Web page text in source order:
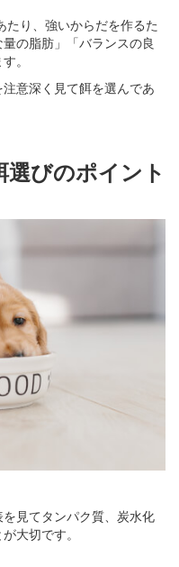
たり、強いからだを作るた
の脂肪」「バランスの良
。
意深く見て餌を選んであ
びのポイント
見てタンパク質、炭水化
大切です。